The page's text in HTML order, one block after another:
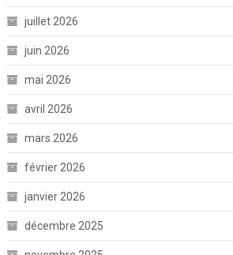
juillet 2026
juin 2026
mai 2026
avril 2026
mars 2026
février 2026
janvier 2026
décembre 2025